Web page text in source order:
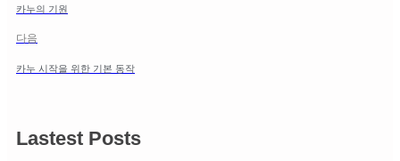
카누의 기원
다음
카누 시작을 위한 기본 동작
Lastest Posts